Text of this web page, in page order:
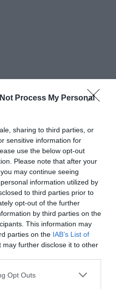
Process My Personal
sharing to third parties, or
sensitive information for
use the below opt-out
Please note that after your
may continue seeing
information utilized by
to third parties prior to
opt-out of the further
by third parties on the
This information may
parties on the IAB’s List of
may further disclose it to other
Opt Outs